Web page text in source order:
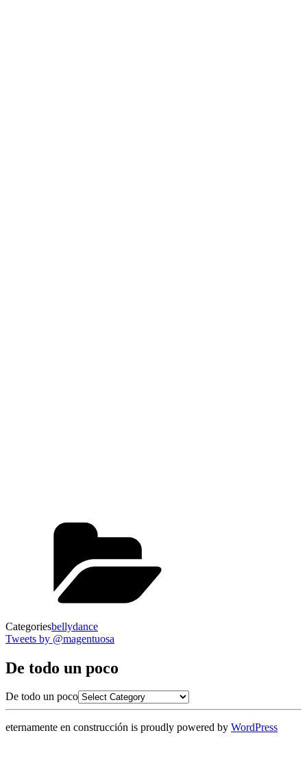
Categoriesbellydance
Tweets by @magentuosa
De todo un poco
De todo un poco
eternamente en construcción is proudly powered by WordPress